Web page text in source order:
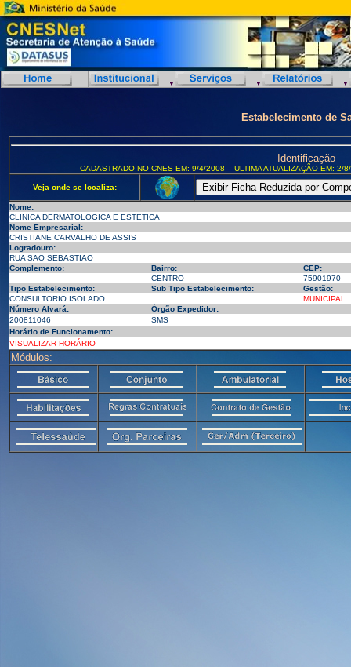
Estabelecimento de
Identificação
CADASTRADO NO CNES EM: 9/4/2008 ULTIMA ATUALIZAÇÃO EM:
Veja onde se localiza:
Nome:
CLINICA DERMATOLOGICA E ESTETICA
Nome Empresarial:
CRISTIANE CARVALHO DE ASSIS
Logradouro:
RUA SAO SEBASTIAO
Complemento:
Bairro:
CEP:
CENTRO
75901970
Tipo Estabelecimento:
Sub Tipo Estabelecimento:
Gestão:
CONSULTORIO ISOLADO
MUNICIPAL
Número Alvará:
Órgão Expedidor:
200811046
SMS
Horário de Funcionamento:
VISUALIZAR HORÁRIO
Módulos: